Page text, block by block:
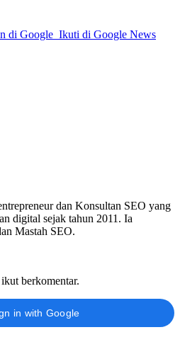
di Google Ikuti di Google News
dan Konsultan SEO yang
digital sejak tahun 2011. Ia
Mastah SEO.
berkomentar.
in with Google